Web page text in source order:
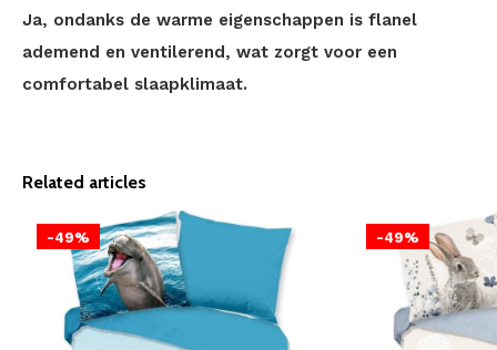
Ja, ondanks de warme eigenschappen is flanel
ademend en ventilerend, wat zorgt voor een
comfortabel slaapklimaat.
Related articles
-49% -49%